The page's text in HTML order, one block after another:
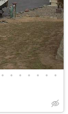
• • • • • • •